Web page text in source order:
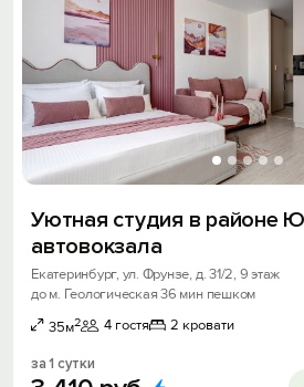
Уютная студия в районе
автовокзала
Екатеринбург, ул. Фрунзе, д. 31/2, 9 этаж
до м. Геологическая 36 мин пешком
35м2 4 гостя 2 кровати
за 1 сутки